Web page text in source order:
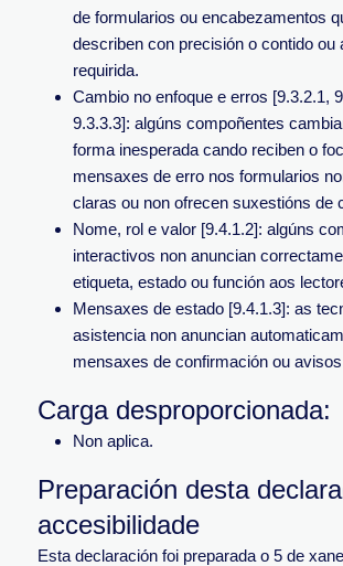
de formularios ou encabezamentos
describen con precisión o contido ou
requirida.
Cambio no enfoque e erros [9.3.2.1,
9.3.3.3]: algúns compoñentes
forma inesperada cando reciben o
mensaxes de erro nos formularios
claras ou non ofrecen suxestións de
Nome, rol e valor [9.4.1.2]: algúns
interactivos non anuncian
etiqueta, estado ou función aos
Mensaxes de estado [9.4.1.3]: as
asistencia non anuncian
mensaxes de confirmación ou
Carga desproporcionada:
Non aplica.
Preparación desta
accesibilidade
Esta declaración foi preparada o 5 de